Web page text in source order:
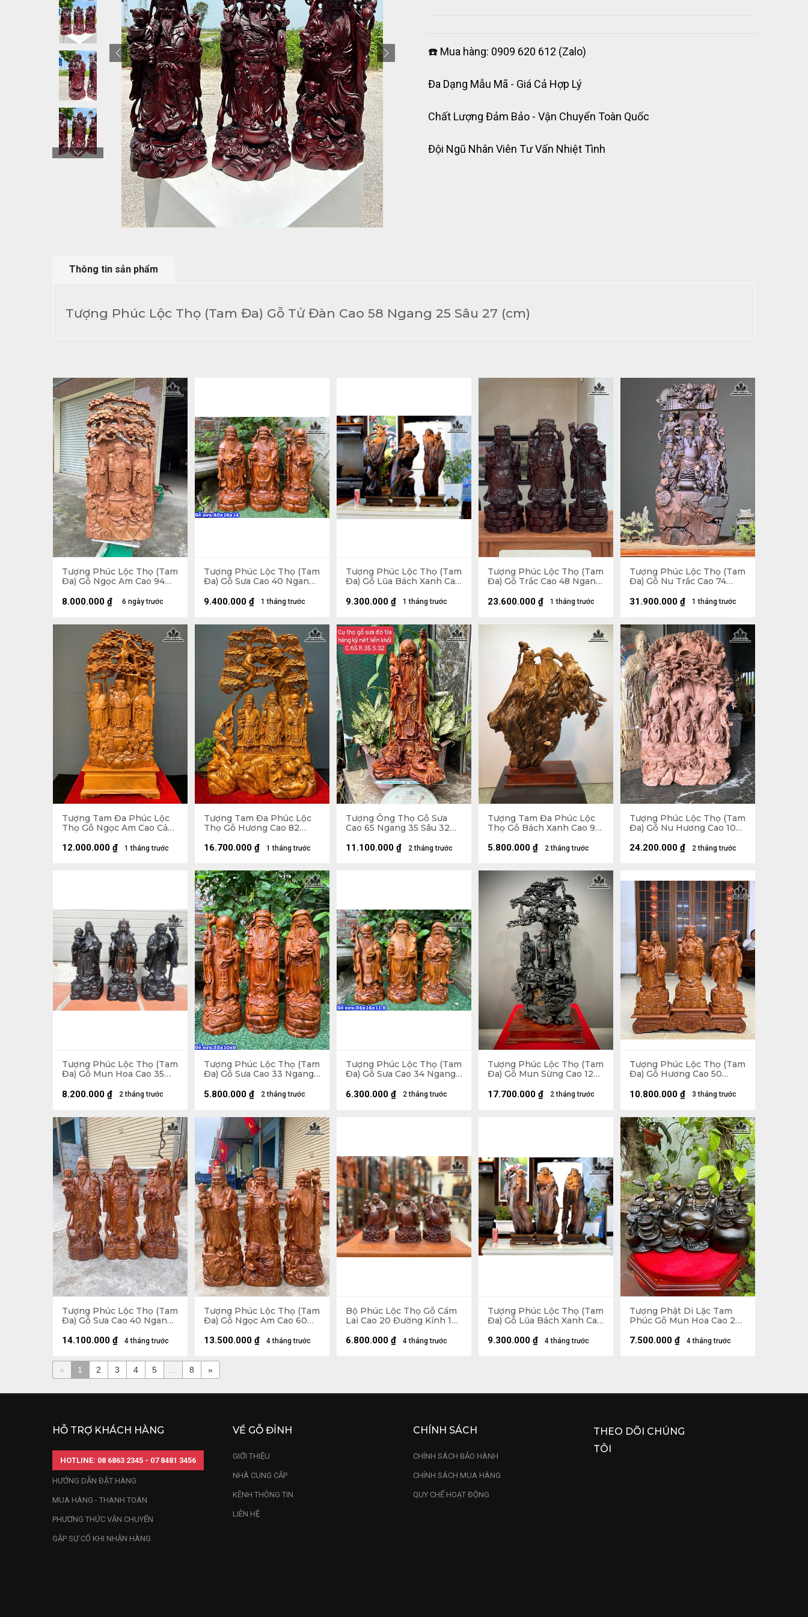
☎️ Mua hàng: 0909 620 612 (Zalo)
Đa Dạng Mẫu Mã - Giá Cả Hợp Lý
Chất Lượng Đảm Bảo - Vận Chuyển Toàn Quốc
Đội Ngũ Nhân Viên Tư Vấn Nhiệt Tình
Thông tin sản phẩm
Tượng Phúc Lộc Thọ (Tam Đa) Gỗ Tử Đàn Cao 58 Ngang 25 Sâu 27 (cm)
Tượng Phúc Lộc Thọ (Tam
Đa) Gỗ Ngọc Am Cao 94
6 ngày trước
8.000.000 ₫
Tượng Phúc Lộc Thọ (Tam
Đa) Gỗ Sưa Cao 40 Ngang
1 tháng trước
9.400.000 ₫
Tượng Phúc Lộc Thọ (Tam
Đa) Gỗ Lũa Bách Xanh Cao
(cm) - Kỷ Cao 101 tháng trước
9.300.000 ₫
Tượng Phúc Lộc Thọ (Tam
Đa) Gỗ Trắc Cao 48 Ngang
1 tháng trước
23.600.000 ₫
Tượng Phúc Lộc Thọ (Tam
Đa) Gỗ Nu Trắc Cao 74
1 tháng trước
31.900.000 ₫
Tượng Tam Đa Phúc Lộc
Thọ Gỗ Ngọc Am Cao Cả
(cm) - Kỷ Cao 201 tháng trước
12.000.000 ₫
Tượng Tam Đa Phúc Lộc
Thọ Gỗ Hương Cao 82
1 tháng trước
16.700.000 ₫
Tượng Ông Thọ Gỗ Sưa
Cao 65 Ngang 35 Sâu 32
2 tháng trước
11.100.000 ₫
Tượng Tam Đa Phúc Lộc
Thọ Gỗ Bách Xanh Cao 99
2 tháng trước
5.800.000 ₫
Tượng Phúc Lộc Thọ (Tam
Đa) Gỗ Nu Hương Cao 100
2 tháng trước
24.200.000 ₫
Tượng Phúc Lộc Thọ (Tam
Đa) Gỗ Mun Hoa Cao 35
2 tháng trước
8.200.000 ₫
Tượng Phúc Lộc Thọ (Tam
Đa) Gỗ Sưa Cao 33 Ngang
2 tháng trước
5.800.000 ₫
Tượng Phúc Lộc Thọ (Tam
Đa) Gỗ Sưa Cao 34 Ngang
2 tháng trước
6.300.000 ₫
Tượng Phúc Lộc Thọ (Tam
Đa) Gỗ Mun Sừng Cao 120
2 tháng trước
17.700.000 ₫
Tượng Phúc Lộc Thọ (Tam
Đa) Gỗ Hương Cao 50
Cao 15 Mặt 20 (cm)3 tháng trước
10.800.000 ₫
Tượng Phúc Lộc Thọ (Tam
Đa) Gỗ Sưa Cao 40 Ngang
4 tháng trước
14.100.000 ₫
Tượng Phúc Lộc Thọ (Tam
Đa) Gỗ Ngọc Am Cao 60
4 tháng trước
13.500.000 ₫
Bộ Phúc Lộc Thọ Gỗ Cẩm
Lai Cao 20 Đường Kính 12
4 tháng trước
6.800.000 ₫
Tượng Phúc Lộc Thọ (Tam
Đa) Gỗ Lũa Bách Xanh Cao
Kỷ Cao 10 (cm)4 tháng trước
9.300.000 ₫
Tượng Phật Di Lặc Tam
Phúc Gỗ Mun Hoa Cao 23
4 tháng trước
7.500.000 ₫
« 1 2 3 4 5 8 »
HỖ TRỢ KHÁCH HÀNG
HOTLINE: 08 6863 2345 - 07 8481 3456
HƯỚNG DẪN ĐẶT HÀNG
MUA HÀNG - THANH TOÁN
PHƯƠNG THỨC VẬN CHUYỂN
GẶP SỰ CỐ KHI NHẬN HÀNG
VỀ GỖ ĐỈNH
GIỚI THIỆU
NHÀ CUNG CẤP
KÊNH THÔNG TIN
LIÊN HỆ
CHÍNH SÁCH
CHÍNH SÁCH BẢO HÀNH
CHÍNH SÁCH MUA HÀNG
QUY CHẾ HOẠT ĐỘNG
THEO DÕI CHÚNG
TÔI